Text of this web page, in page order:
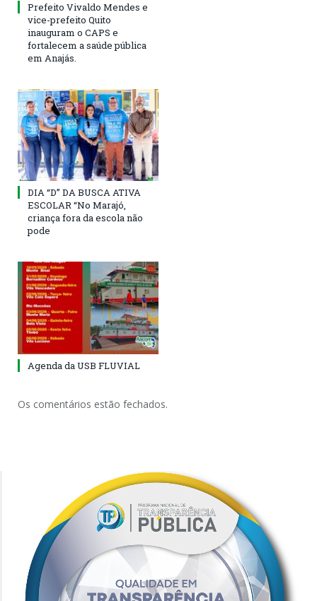
Prefeito Vivaldo Mendes e
vice-prefeito Quito
inauguram o CAPS e
fortalecem a saúde pública
em Anajás.
DIA “D” DA BUSCA ATIVA
ESCOLAR “No Marajó,
criança fora da escola não
pode
Agenda da USB FLUVIAL
Os comentários estão fechados.